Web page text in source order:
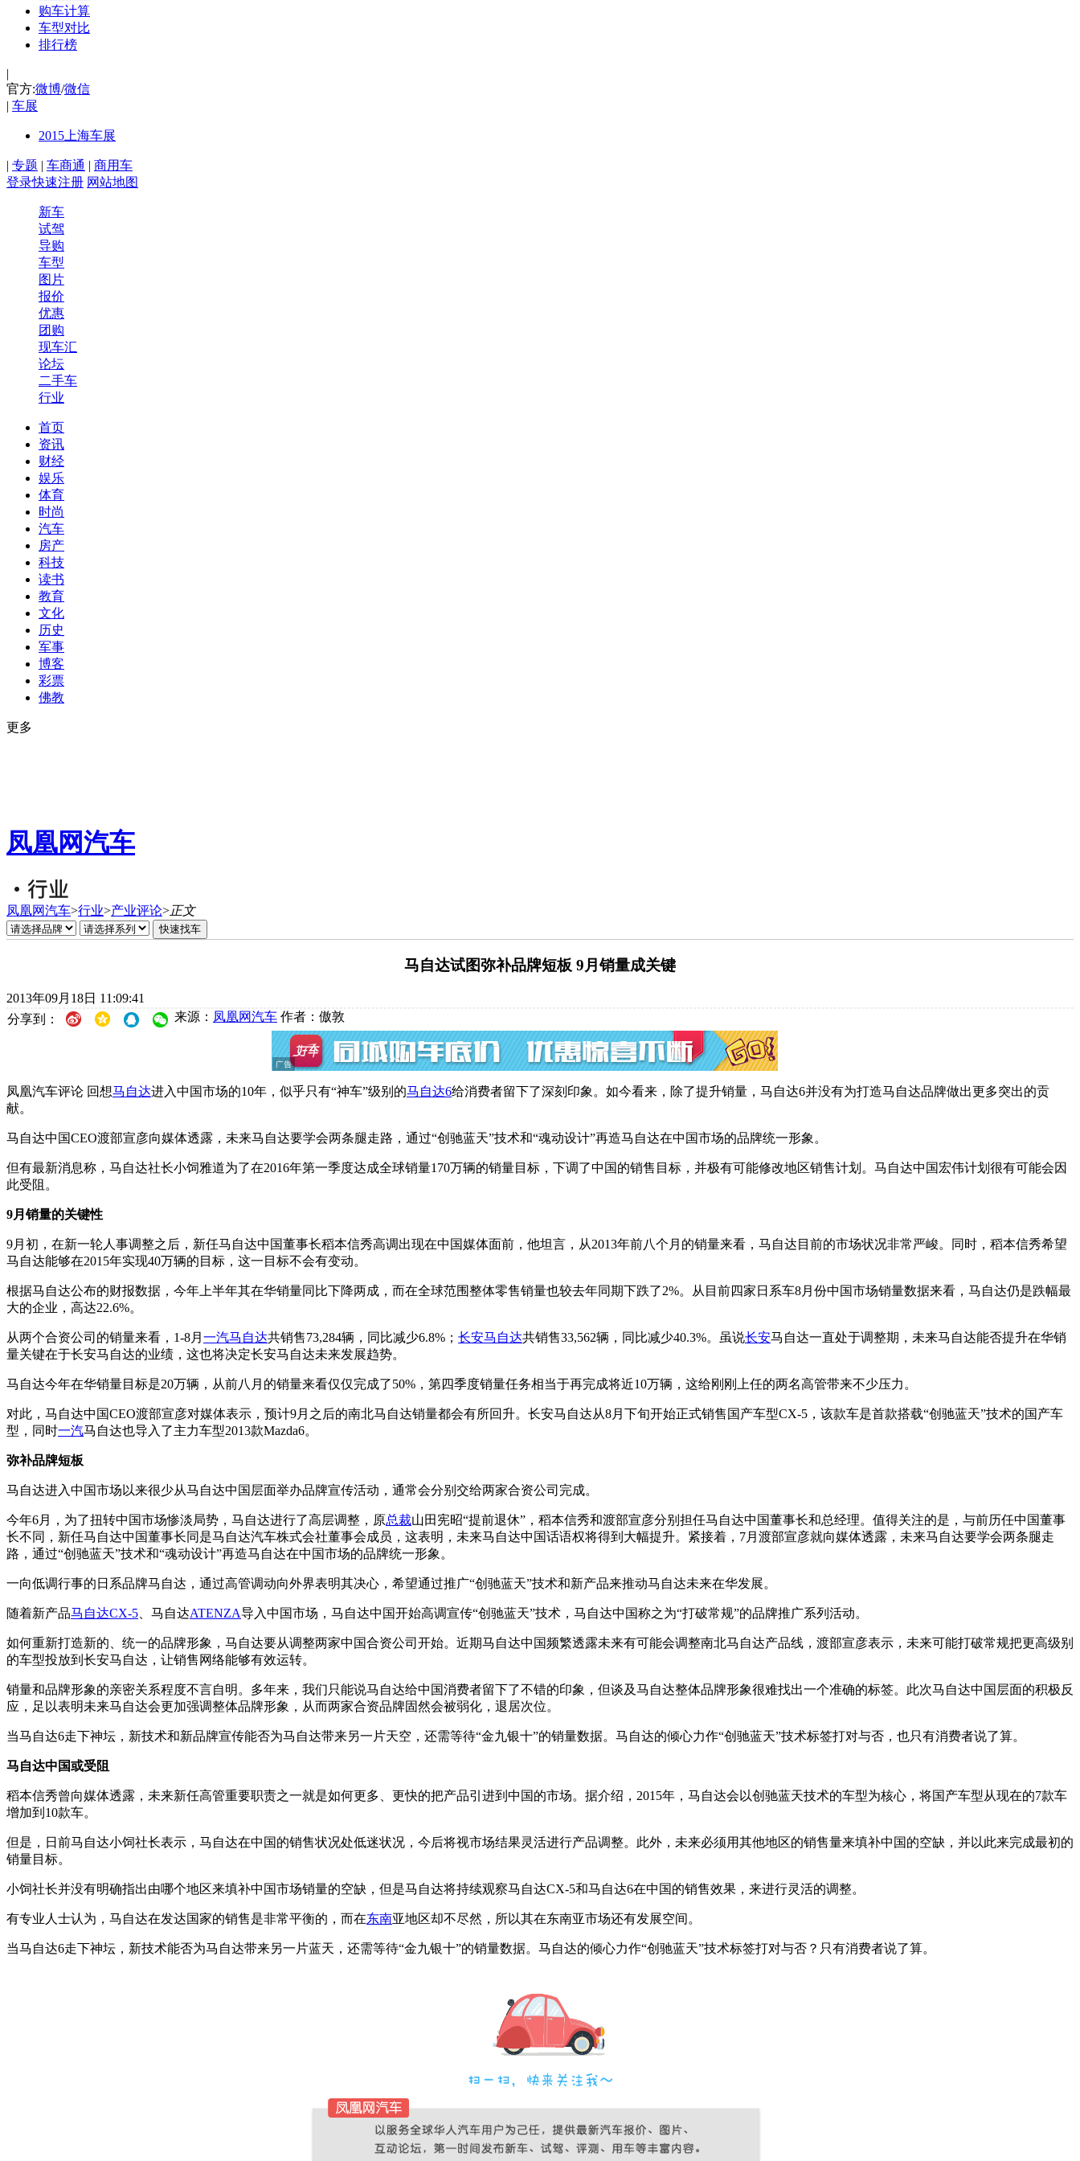
购车计算
车型对比
排行榜
|
官方:微博/微信
| 车展
2015上海车展
| 专题 | 车商通 | 商用车
登录快速注册 网站地图
新车
试驾
导购
车型
图片
报价
优惠
团购
现车汇
论坛
二手车
行业
首页
资讯
财经
娱乐
体育
时尚
汽车
房产
科技
读书
教育
文化
历史
军事
博客
彩票
佛教
更多
凤凰网汽车
凤凰网汽车>行业>产业评论>正文
马自达试图弥补品牌短板 9月销量成关键
2013年09月18日 11:09:41
分享到：
来源： 凤凰网汽车 作者：傲敦
凤凰汽车评论 回想马自达进入中国市场的10年，似乎只有“神车”级别的马自达6给消费者留下了深刻印象。如今看来，除了提升销量，马自达6并没有为打造马自达品牌做出更多突出的贡
献。
马自达中国CEO渡部宣彦向媒体透露，未来马自达要学会两条腿走路，通过“创驰蓝天”技术和“魂动设计”再造马自达在中国市场的品牌统一形象。
但有最新消息称，马自达社长小饲雅道为了在2016年第一季度达成全球销量170万辆的销量目标，下调了中国的销售目标，并极有可能修改地区销售计划。马自达中国宏伟计划很有可能会因
此受阻。
9月销量的关键性
9月初，在新一轮人事调整之后，新任马自达中国董事长稻本信秀高调出现在中国媒体面前，他坦言，从2013年前八个月的销量来看，马自达目前的市场状况非常严峻。同时，稻本信秀希望
马自达能够在2015年实现40万辆的目标，这一目标不会有变动。
根据马自达公布的财报数据，今年上半年其在华销量同比下降两成，而在全球范围整体零售销量也较去年同期下跌了2%。从目前四家日系车8月份中国市场销量数据来看，马自达仍是跌幅最
大的企业，高达22.6%。
从两个合资公司的销量来看，1-8月 一汽马自达共销售73,284辆，同比减少6.8%； 长安马自达共销售33,562辆，同比减少40.3%。虽说长安马自达一直处于调整期，未来马自达能否提升在华销
量关键在于长安马自达的业绩，这也将决定长安马自达未来发展趋势。
马自达今年在华销量目标是20万辆，从前八月的销量来看仅仅完成了50%，第四季度销量任务相当于再完成将近10万辆，这给刚刚上任的两名高管带来不少压力。
对此，马自达中国CEO渡部宣彦对媒体表示，预计9月之后的南北马自达销量都会有所回升。长安马自达从8月下旬开始正式销售国产车型CX-5，该款车是首款搭载“创驰蓝天”技术的国产车
型，同时一汽马自达也导入了主力车型2013款Mazda6。
弥补品牌短板
马自达进入中国市场以来很少从马自达中国层面举办品牌宣传活动，通常会分别交给两家合资公司完成。
今年6月，为了扭转中国市场惨淡局势，马自达进行了高层调整，原总裁山田宪昭“提前退休”，稻本信秀和渡部宣彦分别担任马自达中国董事长和总经理。值得关注的是，与前历任中国董事
长不同，新任马自达中国董事长同是马自达汽车株式会社董事会成员，这表明，未来马自达中国话语权将得到大幅提升。紧接着，7月渡部宣彦就向媒体透露，未来马自达要学会两条腿走
路，通过“创驰蓝天”技术和“魂动设计”再造马自达在中国市场的品牌统一形象。
一向低调行事的日系品牌马自达，通过高管调动向外界表明其决心，希望通过推广“创驰蓝天”技术和新产品来推动马自达未来在华发展。
随着新产品马自达CX-5 、马自达ATENZA导入中国市场，马自达中国开始高调宣传“创驰蓝天”技术，马自达中国称之为“打破常规”的品牌推广系列活动。
如何重新打造新的、统一的品牌形象，马自达要从调整两家中国合资公司开始。近期马自达中国频繁透露未来有可能会调整南北马自达产品线，渡部宣彦表示，未来可能打破常规把更高级别
的车型投放到长安马自达，让销售网络能够有效运转。
销量和品牌形象的亲密关系程度不言自明。多年来，我们只能说马自达给中国消费者留下了不错的印象，但谈及马自达整体品牌形象很难找出一个准确的标签。此次马自达中国层面的积极反
应，足以表明未来马自达会更加强调整体品牌形象，从而两家合资品牌固然会被弱化，退居次位。
当马自达6走下神坛，新技术和新品牌宣传能否为马自达带来另一片天空，还需等待“金九银十”的销量数据。马自达的倾心力作“创驰蓝天”技术标签打对与否，也只有消费者说了算。
马自达中国或受阻
稻本信秀曾向媒体透露，未来新任高管重要职责之一就是如何更多、更快的把产品引进到中国的市场。据介绍，2015年，马自达会以创驰蓝天技术的车型为核心，将国产车型从现在的7款车
增加到10款车。
但是，日前马自达小饲社长表示，马自达在中国的销售状况处低迷状况，今后将视市场结果灵活进行产品调整。此外，未来必须用其他地区的销售量来填补中国的空缺，并以此来完成最初的
销量目标。
小饲社长并没有明确指出由哪个地区来填补中国市场销量的空缺，但是马自达将持续观察马自达CX-5和马自达6在中国的销售效果，来进行灵活的调整。
有专业人士认为，马自达在发达国家的销售是非常平衡的，而在东南亚地区却不尽然，所以其在东南亚市场还有发展空间。
当马自达6走下神坛，新技术能否为马自达带来另一片蓝天，还需等待“金九银十”的销量数据。马自达的倾心力作“创驰蓝天”技术标签打对与否？只有消费者说了算。